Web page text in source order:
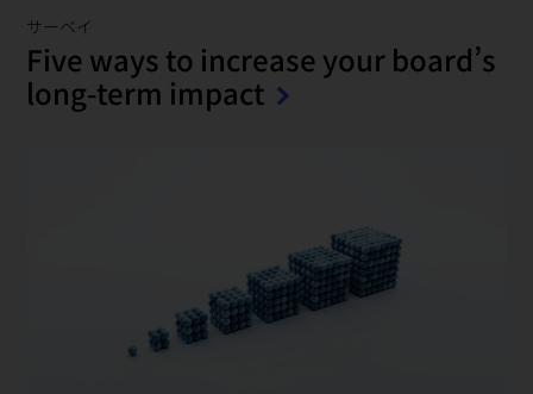
サーベイ
Five ways to increase your board’s
long-term impact